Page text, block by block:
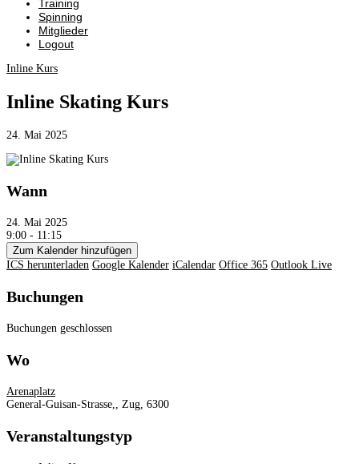
Training
Spinning
Mitglieder
Logout
Inline Kurs
Inline Skating Kurs
24. Mai 2025
Wann
24. Mai 2025
9:00 - 11:15
Zum Kalender hinzufügen
ICS herunterladen Google Kalender iCalendar Office 365 Outlook Live
Buchungen
Buchungen geschlossen
Wo
Arenaplatz
General-Guisan-Strasse,, Zug, 6300
Veranstaltungstyp